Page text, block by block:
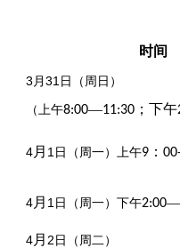
时间
3 月31 日（周 日 ）
（上午8:00—11:30；下午
4月 1 日（周一）上午9：
4月 1 日（周一）下午2:00
4月 2日（周 二 ）